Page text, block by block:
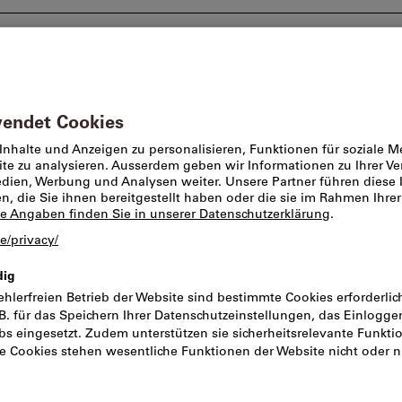
Bits
Bits-Sortiment
Rabatt
CHF